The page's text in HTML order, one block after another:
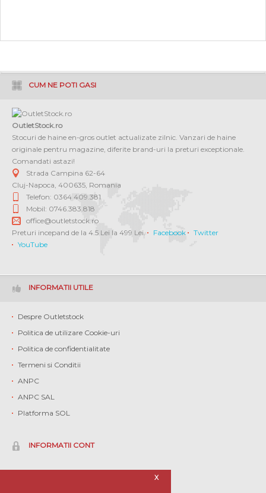
X
CUM NE POTI GASI
OutletStock.ro
Stocuri de haine en-gros outlet actualizate zilnic. Vanzari de haine
originale pentru magazine, diferite brand-uri la preturi exceptionale.
Comandati astazi!
Strada Campina 62-64
Cluj-Napoca 400635 Romania
Telefon: 0364 409.381
Mobil: 0746.383.818
office@outletstock.ro
Preturi incepand de la 4.5 Lei la 499 Lei.
Facebook
Twitter
YouTube
INFORMATII UTILE
Despre Outletstock
Politica de utilizare Cookie-uri
Politica de confidentialitate
Termeni si Conditii
ANPC
ANPC SAL
Platforma SOL
INFORMATII CONT